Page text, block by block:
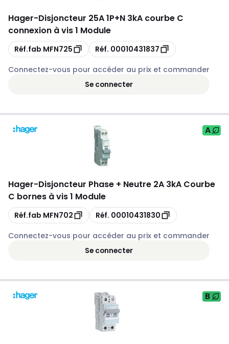
Hager-Disjoncteur 25A 1P+N 3kA courbe C
connexion à vis 1 Module
Copie
Réf.fab MFN725 Copie
Réf. 00010431837
Connectez-vous pour accéder au prix et commander
Se connecter
A
Hager-Disjoncteur Phase + Neutre 2A 3kA Courbe
C bornes à vis 1 Module
Copie
Réf.fab MFN702 Copie
Réf. 00010431830
Connectez-vous pour accéder au prix et commander
Se connecter
B